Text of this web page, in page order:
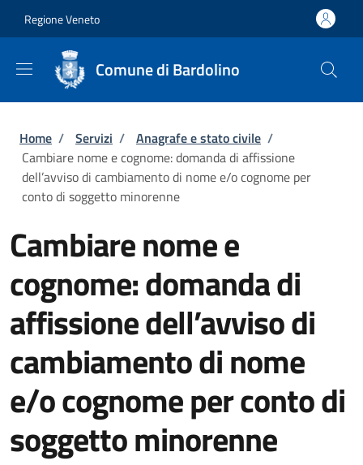
Regione Veneto
Comune di Bardolino
Briciole di pane
Home / Servizi / Anagrafe e stato civile /
Cambiare nome e cognome: domanda di affissione
dell’avviso di cambiamento di nome e/o cognome per
conto di soggetto minorenne
Cambiare nome e
cognome: domanda di
affissione dell’avviso di
cambiamento di nome
e/o cognome per conto di
soggetto minorenne